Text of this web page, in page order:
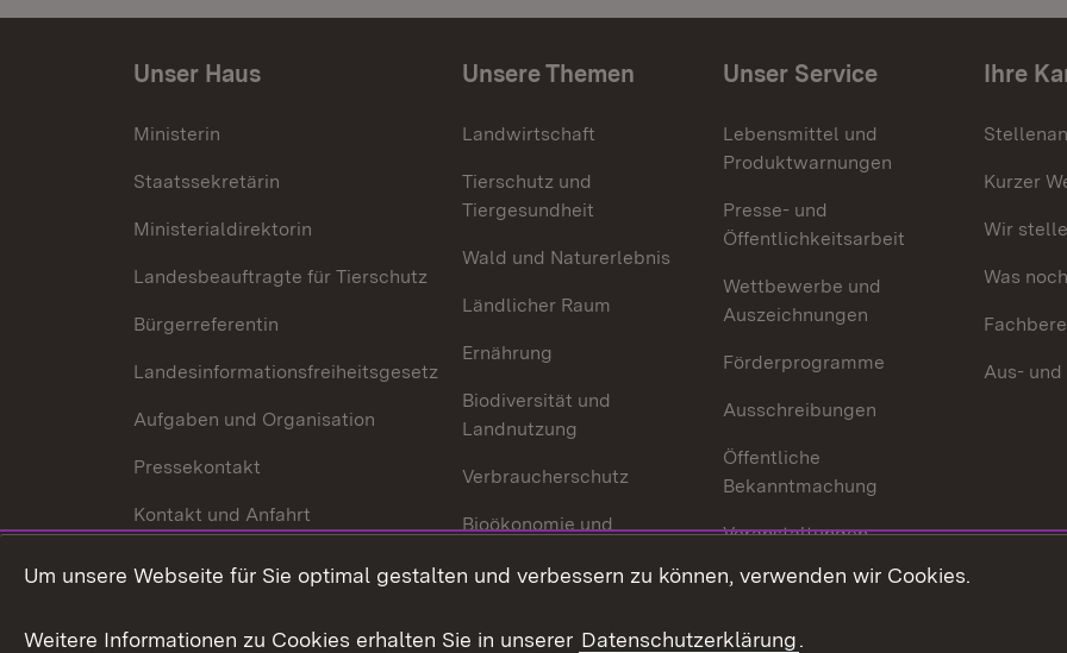
Unser Haus
Ministerin
Staatssekretärin
Ministerialdirektorin
Landesbeauftragte für Tierschutz
Bürgerreferentin
Landesinformationsfreiheitsgesetz
Aufgaben und Organisation
Pressekontakt
Kontakt und Anfahrt
Unsere Themen
Landwirtschaft
Tierschutz und
Tiergesundheit
Wald und Naturerlebnis
Ländlicher Raum
Ernährung
Biodiversität und
Landnutzung
Verbraucherschutz
Bioökonomie und
Unser Service
Lebensmittel und
Produktwarnungen
Presse- und
Öffentlichkeitsarbeit
Wettbewerbe und
Auszeichnungen
Förderprogramme
Ausschreibungen
Öffentliche
Bekanntmachung
Veranstaltungen
Mediathek
Publikationen
Ihre
Kurzer
Wir
Was
Aus-
Um unsere Webseite für Sie optimal gestalten und verbessern zu können, verwenden wir Cookies.
Weitere Informationen zu Cookies erhalten Sie in unserer Datenschutzerklärung.